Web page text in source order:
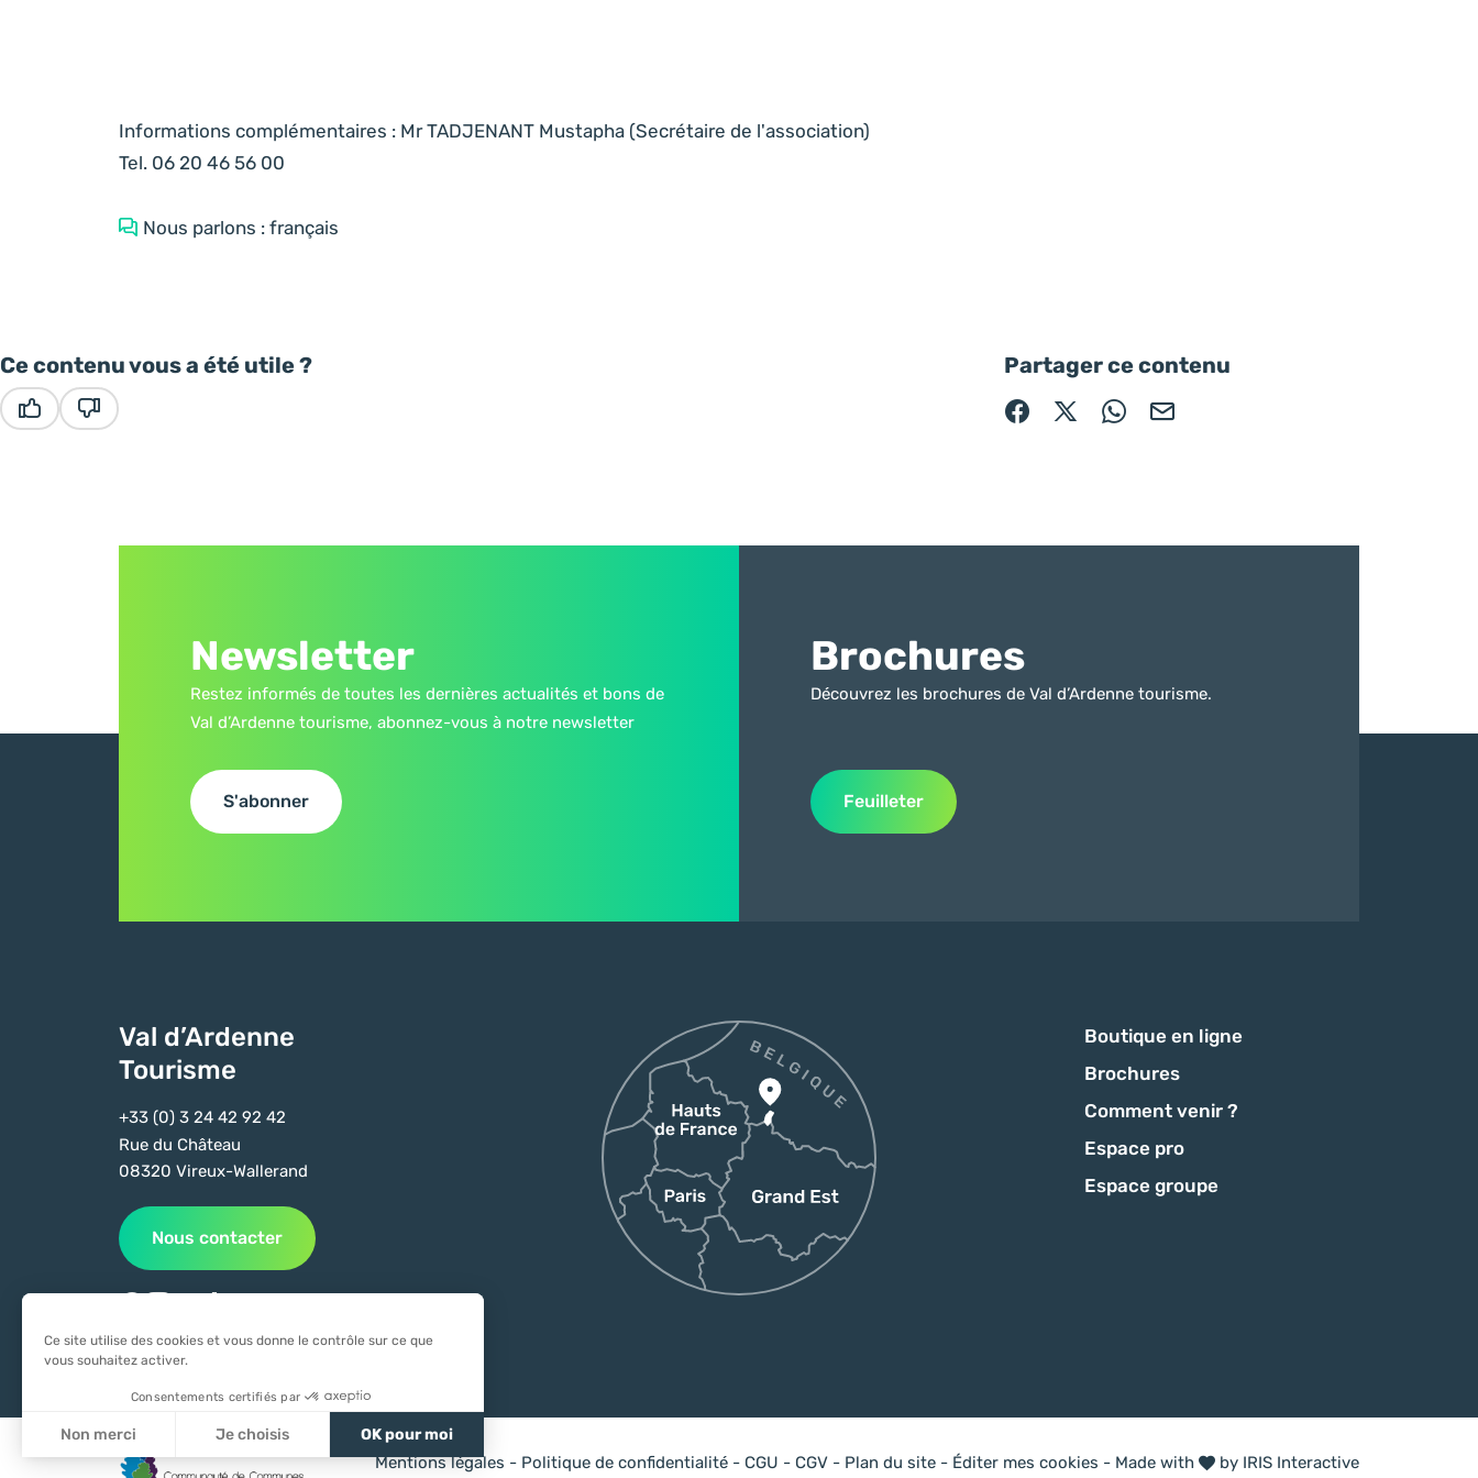
Informations complémentaires : Mr TADJENANT Mustapha (Secrétaire de l'association)
Tel. 06 20 46 56 00
Nous parlons : français
Ce contenu vous a été utile ? Partager ce contenu
Partager sur Facebook (nouvelle fenêtre)
Partager sur X / Twitter (nouvelle fenêtre)
Partager sur WhatsApp
Partager par mail
Newsletter
Restez informés de toutes les dernières actualités et bons de
Val d’Ardenne tourisme, abonnez-vous à notre newsletter
S'abonner
Brochures
Découvrez les brochures de Val d’Ardenne tourisme.
Feuilleter
Val d’Ardenne
Tourisme
+33 (0) 3 24 42 92 42
Rue du Château
08320 Vireux-Wallerand
Nous contacter
Suivez-nous sur Facebook
Suivez-nous sur Instagram
Suivez-nous sur Youtube
Suivez-nous sur Tiktok
Boutique en ligne
Brochures
Comment venir ?
Espace pro
Espace groupe
Mentions légales - Politique de confidentialité - CGU - CGV - Plan du site - Éditer mes cookies - Made with by IRIS Interactive
Ce site utilise des cookies et vous donne le contrôle sur ce que
vous souhaitez activer.
Consentements certifiés par
Non merci Je choisis OK pour moi
Axeptio consent
Plateforme de Gestion du Consentement : Personnalisez vos Options